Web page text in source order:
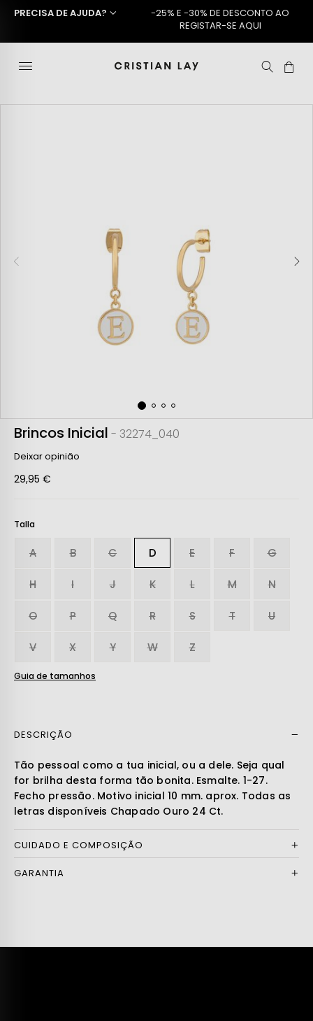
PRECISA DE AJUDA?
-25% E -30% DE DESCONTO AO
REGISTAR-SE AQUI
Brincos Inicial - 32274_040
Deixar opinião
29,95 €
Talla
A B C D E F G
H I J K L M N
O P Q R S T U
V X Y W Z
Guia de tamanhos
DESCRIÇÃO
Tão pessoal como a tua inicial, ou a dele. Seja qual
for brilha desta forma tão bonita. Esmalte. 1-27.
Fecho pressão. Motivo inicial 10 mm. aprox. Todas as
letras disponíveis Chapado Ouro 24 Ct.
CUIDADO E COMPOSIÇÃO
GARANTIA